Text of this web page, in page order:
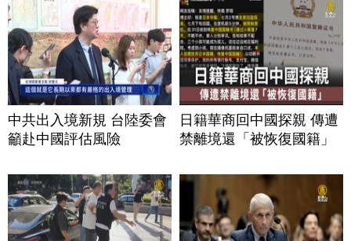
中共出入境新規 台陸委會
籲赴中國評估風險
日籍華商回中國探親 傳遭
禁離境還「被恢復國籍」